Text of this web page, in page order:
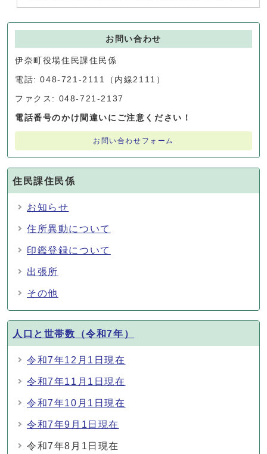
お問い合わせ
伊奈町役場住民課住民係
電話: 048-721-2111（内線2111）
ファクス: 048-721-2137
電話番号のかけ間違いにご注意ください！
お問い合わせフォーム
住民課住民係
お知らせ
住所異動について
印鑑登録について
出張所
その他
人口と世帯数（令和7年）
令和7年12月1日現在
令和7年11月1日現在
令和7年10月1日現在
令和7年9月1日現在
令和7年8月1日現在